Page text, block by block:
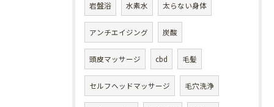
岩盤浴 水素水 太らない身体
アンチエイジング 炭酸
頭皮マッサージ cbd 毛髪
セルフヘッドマッサージ 毛穴洗浄